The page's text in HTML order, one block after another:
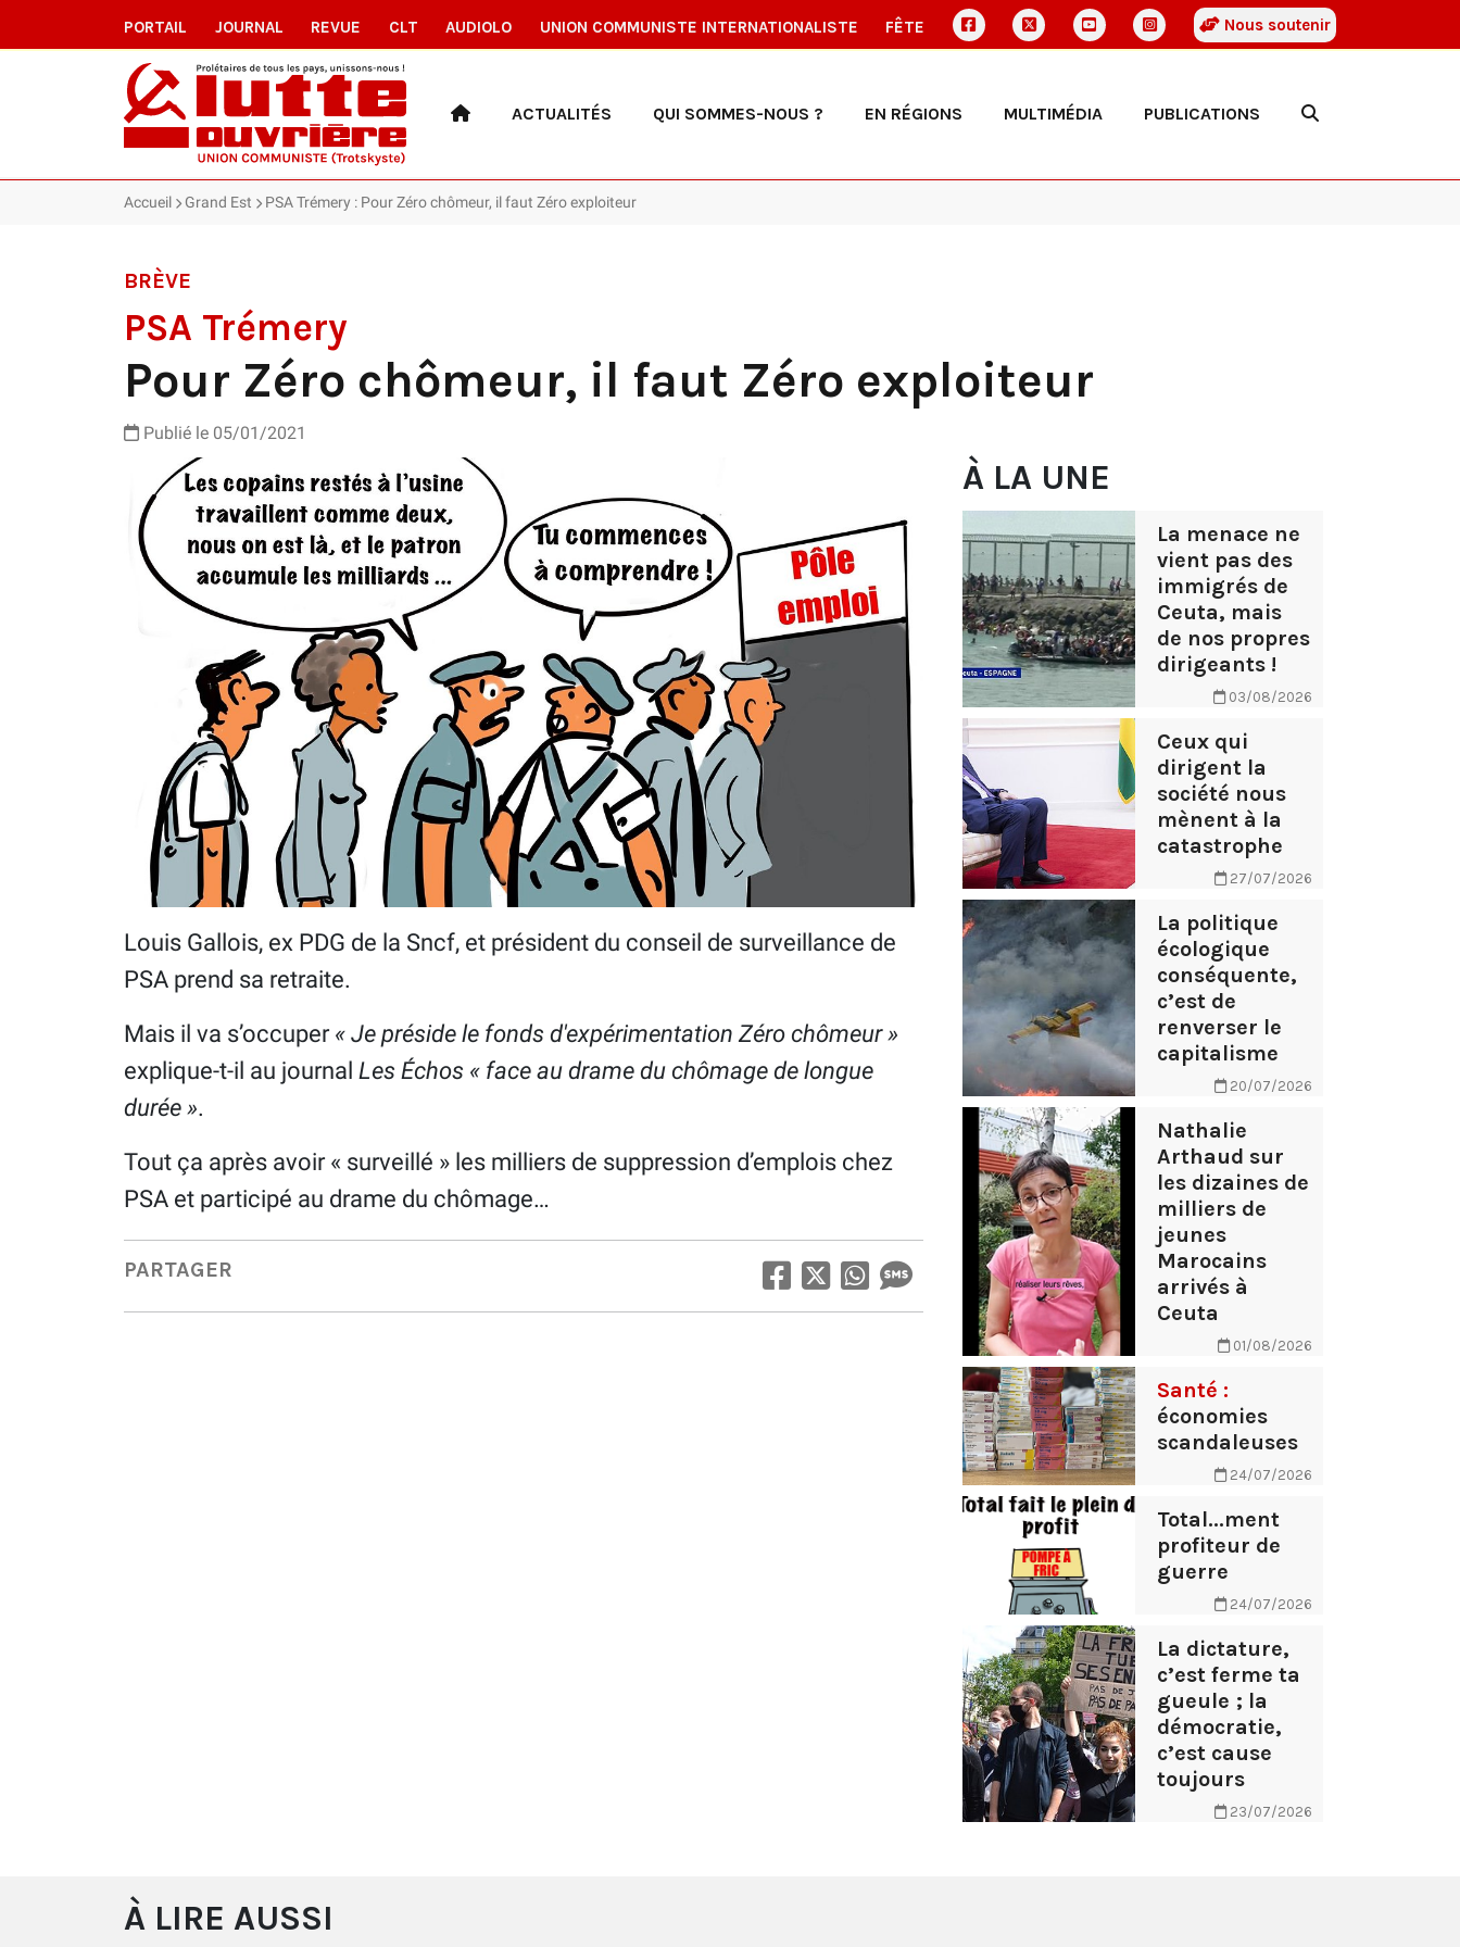
PORTAIL JOURNAL REVUE CLT AUDIOLO UNION COMMUNISTE INTERNATIONALISTE FÊTE Nous soutenir
ACTUALITÉS QUI SOMMES-NOUS ? EN RÉGIONS MULTIMÉDIA PUBLICATIONS
Accueil Grand Est PSA Trémery : Pour Zéro chômeur, il faut Zéro exploiteur
BRÈVE
PSA Trémery
Pour Zéro chômeur, il faut Zéro exploiteur
Publié le 05/01/2021
Louis Gallois, ex PDG de la Sncf, et président du conseil de surveillance de
PSA prend sa retraite.
Mais il va s’occuper « Je préside le fonds d'expérimentation Zéro chômeur »
explique-t-il au journal Les Échos « face au drame du chômage de longue
durée ».
Tout ça après avoir « surveillé » les milliers de suppression d’emplois chez
PSA et participé au drame du chômage…
PARTAGER
À LA UNE
La menace ne
vient pas des
immigrés de
Ceuta, mais
de nos propres
dirigeants !
03/08/2026
Ceux qui
dirigent la
société nous
mènent à la
catastrophe
27/07/2026
La politique
écologique
conséquente,
c’est de
renverser le
capitalisme
20/07/2026
Nathalie
Arthaud sur
les dizaines de
milliers de
jeunes
Marocains
arrivés à
Ceuta
01/08/2026
Santé :
économies
scandaleuses
24/07/2026
Total...ment
profiteur de
guerre
24/07/2026
La dictature,
c’est ferme ta
gueule ; la
démocratie,
c’est cause
toujours
23/07/2026
À LIRE AUSSI